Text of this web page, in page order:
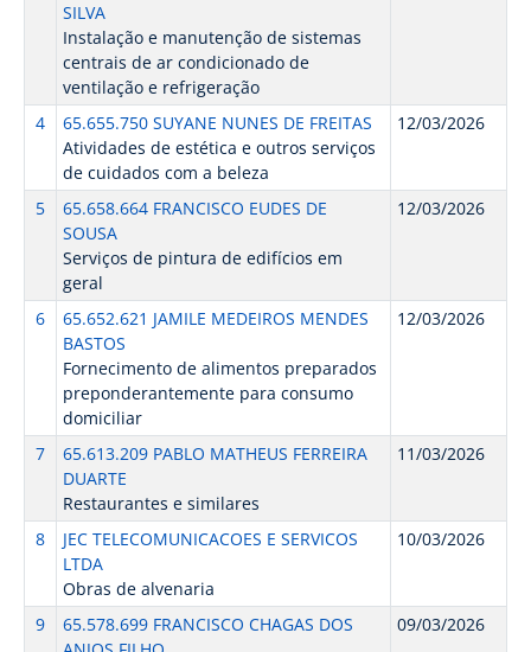
SILVA
Instalação e manutenção de sistemas
centrais de ar condicionado de
ventilação e refrigeração
4
65.655.750 SUYANE NUNES DE FREITAS
Atividades de estética e outros serviços
de cuidados com a beleza
12/03/2026
5
65.658.664 FRANCISCO EUDES DE
SOUSA
Serviços de pintura de edifícios em
geral
12/03/2026
6
65.652.621 JAMILE MEDEIROS MENDES
BASTOS
Fornecimento de alimentos preparados
preponderantemente para consumo
domiciliar
12/03/2026
7
65.613.209 PABLO MATHEUS FERREIRA
DUARTE
Restaurantes e similares
11/03/2026
8
JEC TELECOMUNICACOES E SERVICOS
LTDA
Obras de alvenaria
10/03/2026
9
65.578.699 FRANCISCO CHAGAS DOS
09/03/2026